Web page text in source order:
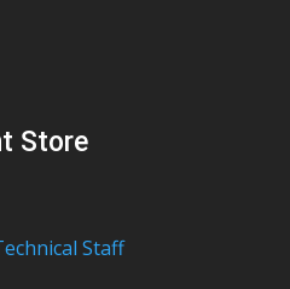
Store
Staff